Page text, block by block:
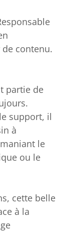
contenu.
partie de
support, il
à
le
ou le
cette belle
à la